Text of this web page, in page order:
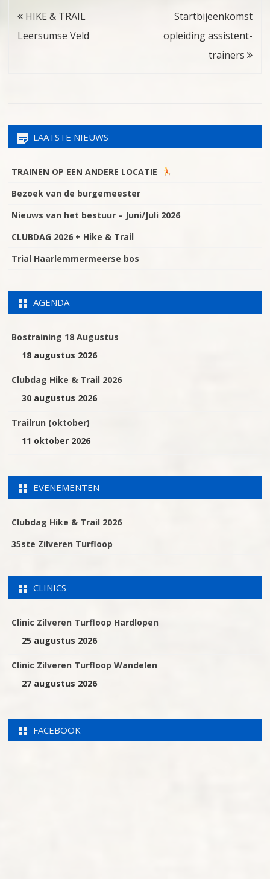
Bericht
navigatie
HIKE & TRAIL
Leersumse Veld
Startbijeenkomst
opleiding assistent-
trainers
LAATSTE NIEUWS
TRAINEN OP EEN ANDERE LOCATIE
Bezoek van de burgemeester
Nieuws van het bestuur – Juni/Juli 2026
CLUBDAG 2026 + Hike & Trail
Trial Haarlemmermeerse bos
AGENDA
Bostraining 18 Augustus
18 augustus 2026
Clubdag Hike & Trail 2026
30 augustus 2026
Trailrun (oktober)
11 oktober 2026
EVENEMENTEN
Clubdag Hike & Trail 2026
35ste Zilveren Turfloop
CLINICS
Clinic Zilveren Turfloop Hardlopen
25 augustus 2026
Clinic Zilveren Turfloop Wandelen
27 augustus 2026
FACEBOOK